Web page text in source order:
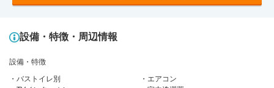
設備・特徴・周辺情報
設備・特徴
バストイレ別
エアコン